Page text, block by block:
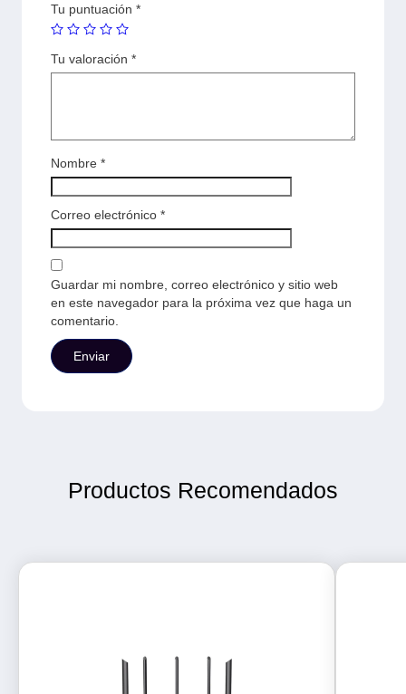
Tu puntuación *
Tu valoración *
Nombre *
Correo electrónico *
Guardar mi nombre, correo electrónico y sitio web
en este navegador para la próxima vez que haga un
comentario.
Productos Recomendados